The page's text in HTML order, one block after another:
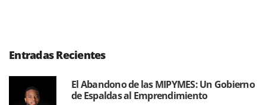
Entradas Recientes
El Abandono de las MIPYMES: Un Gobierno
de Espaldas al Emprendimiento